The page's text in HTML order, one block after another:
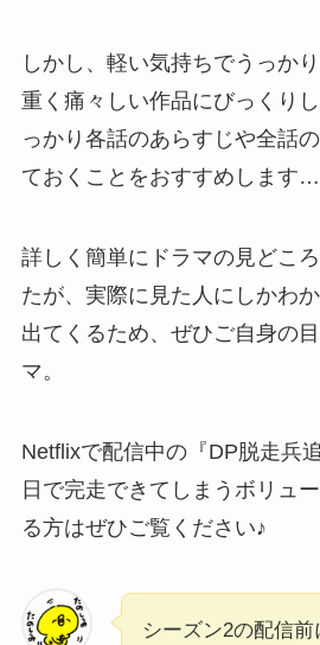
しかし、軽い気持ちでうっか
重く痛々しい作品にびっくり
っかり各話のあらすじや全話
ておくことをおすすめします…
詳しく簡単にドラマの見どこ
たが、実際に見た人にしかわ
出てくるため、ぜひご自身の
マ。
Netflixで配信中の『DP脱走兵
日で完走できてしまうボリュ
る方はぜひご覧ください♪
シーズン2の配信